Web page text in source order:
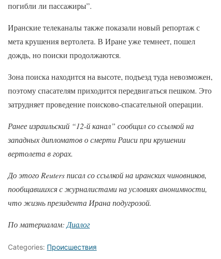
погибли ли пассажиры”.
Иранские телеканалы также показали новый репортаж с
мета крушения вертолета. В Иране уже темнеет, пошел
дождь, но поиски продолжаются.
Зона поиска находится на высоте, подъезд туда невозможен,
поэтому спасателям приходится передвигаться пешком. Это
затрудняет проведение поисково-спасательной операции.
Ранее израильский “12-й канал” сообщил со ссылкой на
западных дипломатов о смерти Раиси при крушении
вертолета в горах.
До этого Reuters писал со ссылкой на иранских чиновников,
пообщавшихся с журналистами на условиях анонимности,
что жизнь президента Ирана подугрозой.
По материалам:Диалог
Categories: Происшествия